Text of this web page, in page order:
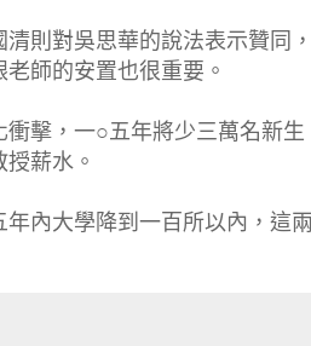
則對吳思華的說法表示贊同
師的安置也很重要。
擊，一○五年將少三萬名新
薪水。
內大學降到一百所以內，這